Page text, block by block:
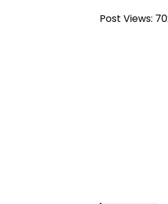
Post Views: